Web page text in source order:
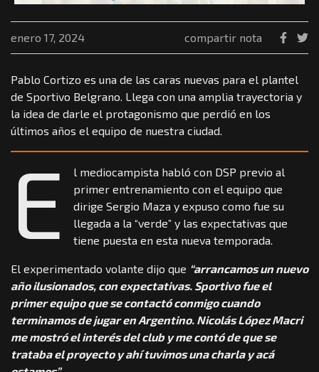
enero 17, 2024 compartir nota
Pablo Cortizo es una de las caras nuevas para el plantel
de Sportivo Belgrano. Llega con una amplia trayectoria y
la idea de darle el protagonismo que perdió en los
últimos años el equipo de nuestra ciudad.
E
l mediocampista habló con DSP previo al
primer entrenamiento con el equipo que
dirige Sergio Maza y expuso como fue su
llegada a la “verde” y las expectativas que
tiene puesta en esta nueva temporada.
El experimentado volante dijo que “arrancamos un nuevo
año ilusionados, con expectativas. Sportivo fue el
primer equipo que se contactó conmigo cuando
terminamos de jugar en Argentino. Nicolás López Macri
me mostró el interés del club y me contó de que se
trataba el proyecto y ahí tuvimos una charla y acá